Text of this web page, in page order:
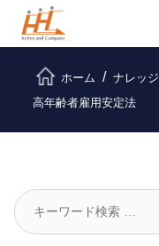
ホーム ナレッジ
高年齢者雇用安定法